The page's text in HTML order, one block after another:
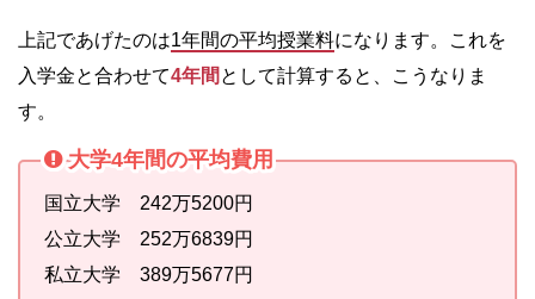
上記であげたのは1年間の平均授業料になります。これを
入学金と合わせて4年間 として計算すると、こうなりま
す。
大学4年間の平均費用
国立大学 242万5200円
公立大学 252万6839円
私立大学 389万5677円